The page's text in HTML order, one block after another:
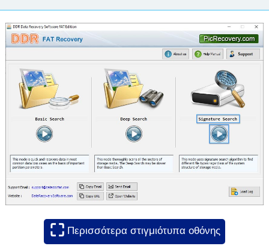
⛶ Περισσότερα στιγμιότυπα οθόνης